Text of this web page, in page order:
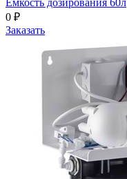
0 ₽
Заказать